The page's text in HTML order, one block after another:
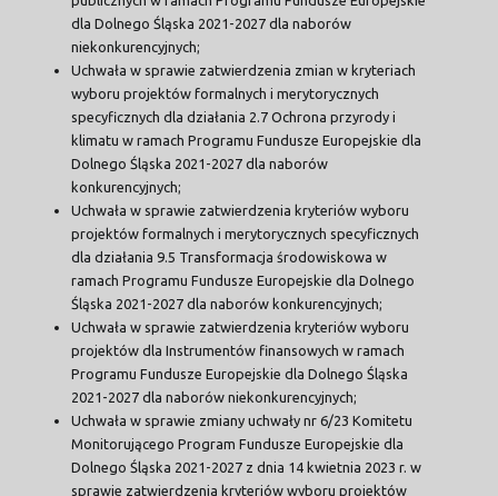
dla Dolnego Śląska 2021-2027 dla naborów
niekonkurencyjnych;
Uchwała w sprawie zatwierdzenia zmian w kryteriach
wyboru projektów formalnych i merytorycznych
specyficznych dla działania 2.7 Ochrona przyrody i
klimatu w ramach Programu Fundusze Europejskie dla
Dolnego Śląska 2021-2027 dla naborów
konkurencyjnych;
Uchwała w sprawie zatwierdzenia kryteriów wyboru
projektów formalnych i merytorycznych specyficznych
dla działania 9.5 Transformacja środowiskowa w
ramach Programu Fundusze Europejskie dla Dolnego
Śląska 2021-2027 dla naborów konkurencyjnych;
Uchwała w sprawie zatwierdzenia kryteriów wyboru
projektów dla Instrumentów finansowych w ramach
Programu Fundusze Europejskie dla Dolnego Śląska
2021-2027 dla naborów niekonkurencyjnych;
Uchwała w sprawie zmiany uchwały nr 6/23 Komitetu
Monitorującego Program Fundusze Europejskie dla
Dolnego Śląska 2021-2027 z dnia 14 kwietnia 2023 r. w
sprawie zatwierdzenia kryteriów wyboru projektów